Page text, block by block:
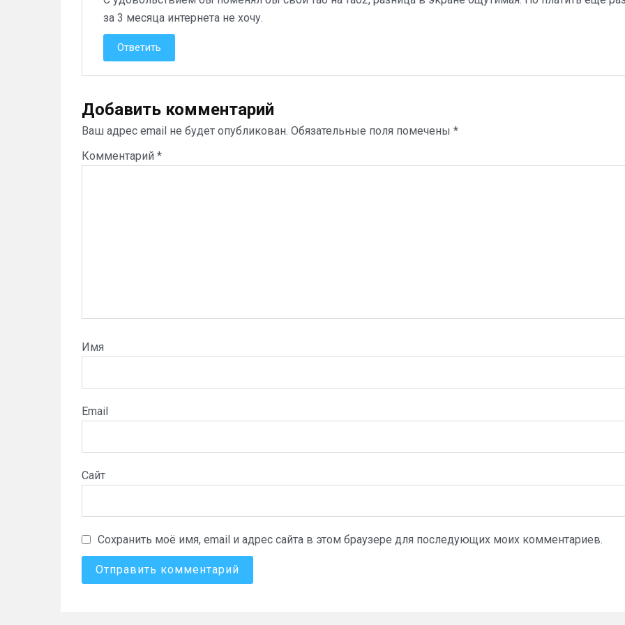
за 3 месяца интернета не хочу.
Ответить
Добавить комментарий
Ваш адрес email не будет опубликован. Обязательные поля помечены *
Комментарий *
Имя
Email
Сайт
Сохранить моё имя, email и адрес сайта в этом браузере для последующих моих комментариев.